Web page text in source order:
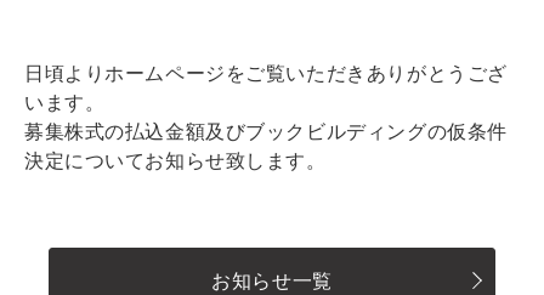
日頃よりホームページをご覧いただきありがとうござ
います。
募集株式の払込金額及びブックビルディングの仮条件
決定についてお知らせ致します。
お知らせ一覧